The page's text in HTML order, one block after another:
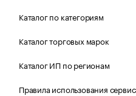
Каталог по категориям
Каталог торговых марок
Каталог ИП по регионам
Правила использования